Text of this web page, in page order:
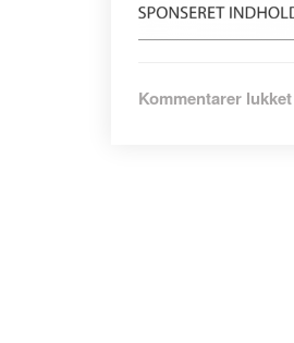
Kommentarer lukkettil